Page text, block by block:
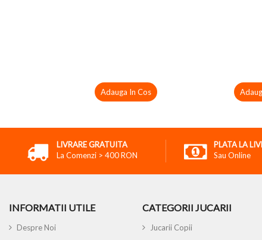
Adauga In Cos
LIVRARE GRATUITA
La Comenzi > 400 RON
PLATA LA
Sau Online
INFORMATII UTILE
Despre Noi
CATEGORII JUCARII
Jucarii Copii